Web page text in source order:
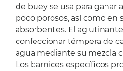
SET 6 COLORES
OPACOS 60ML
44,37 € (10%)
de buey se usa para ganar
poco porosos, así como en
absorbentes. El
confeccionar témpera de
agua mediante su mezcla
Los barnices específicos